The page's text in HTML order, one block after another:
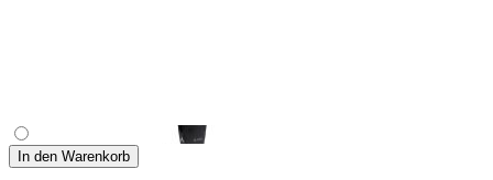
In den Warenkorb